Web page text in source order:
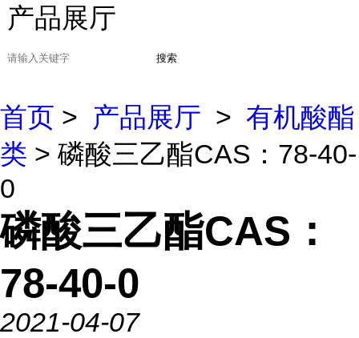
产品展厅
搜索
首页 > 产品展厅 > 有机酸酯
类 > 磷酸三乙酯CAS：78-40-
0
磷酸三乙酯CAS：
78-40-0
2021-04-07